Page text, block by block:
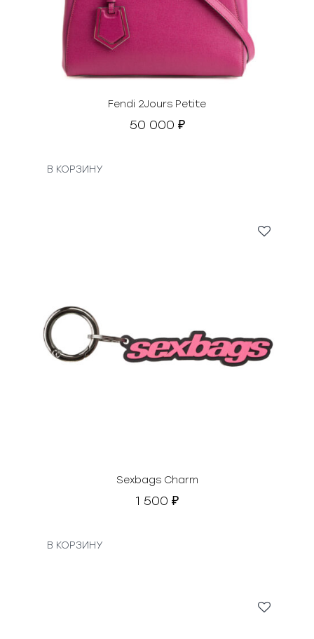
Fendi 2Jours Petite
50 000 ₽
В КОРЗИНУ
Sexbags Charm
1 500 ₽
В КОРЗИНУ